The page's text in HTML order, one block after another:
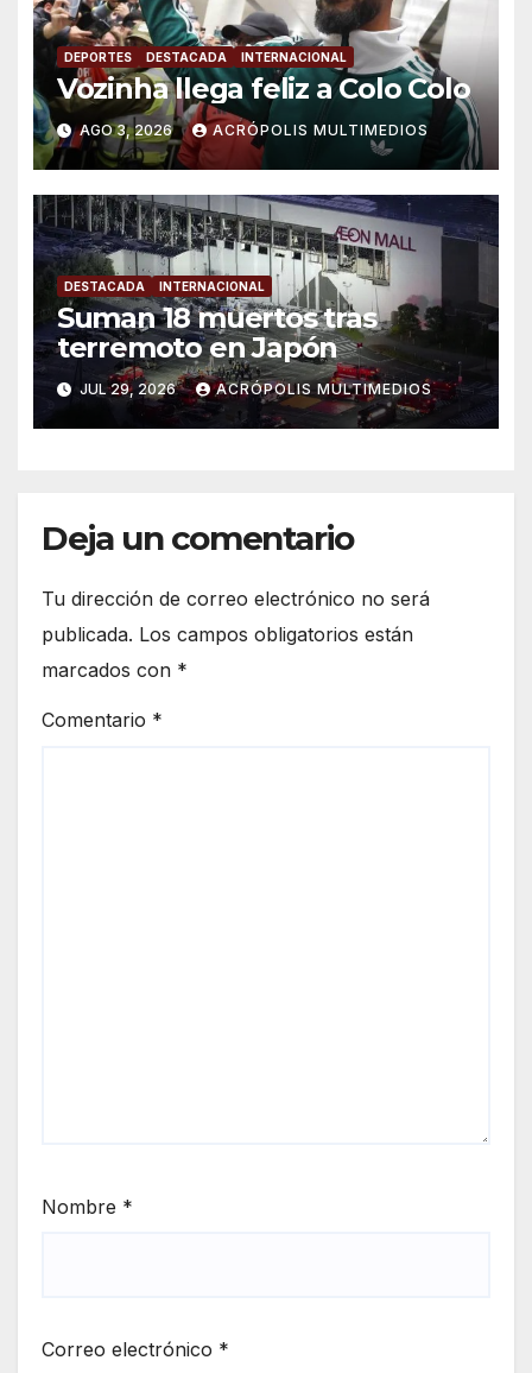
DEPORTES DESTACADA INTERNACIONAL
Vozinha llega feliz a Colo Colo
AGO 3, 2026 ACRÓPOLIS MULTIMEDIOS
DESTACADA INTERNACIONAL
Suman 18 muertos tras
terremoto en Japón
JUL 29, 2026 ACRÓPOLIS MULTIMEDIOS
Deja un comentario
Tu dirección de correo electrónico no será
publicada. Los campos obligatorios están
marcados con *
Comentario *
Nombre *
Correo electrónico *